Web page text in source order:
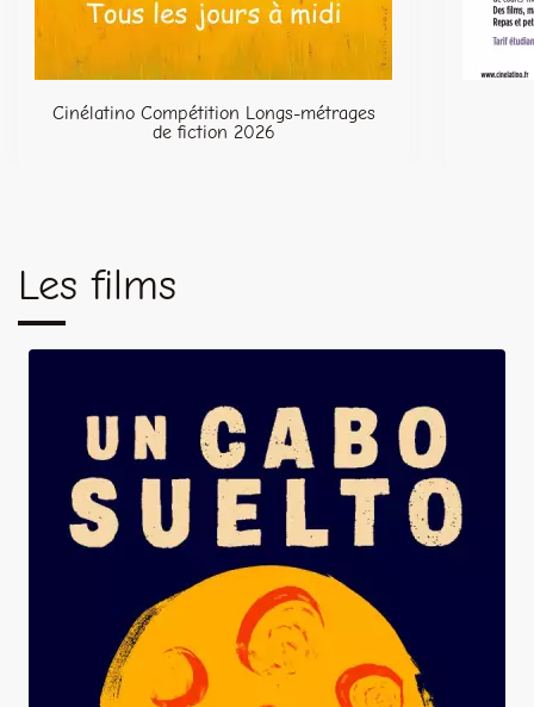
Cinélatino Compétition Longs-métrages
de fiction 2026
Les films
A Loose End